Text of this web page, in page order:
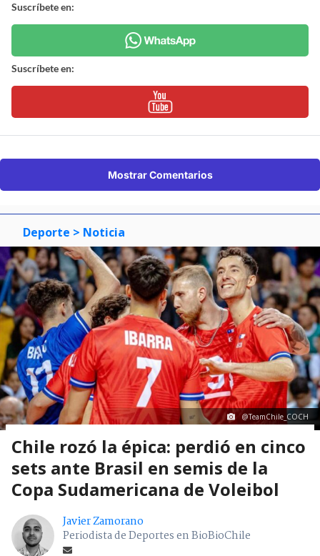
Suscríbete en:
Suscríbete en:
Mostrar Comentarios
Deporte > Noticia
@TeamChile_COCH
Chile rozó la épica: perdió en cinco
sets ante Brasil en semis de la
Copa Sudamericana de Voleibol
Javier Zamorano
Periodista de Deportes en BioBioChile